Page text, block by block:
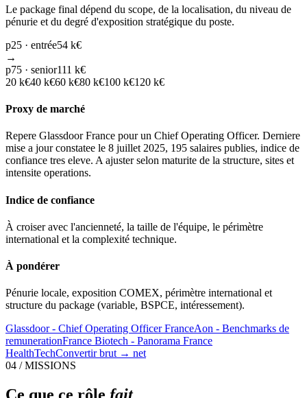
Le package final dépend du scope, de la localisation, du niveau de
pénurie et du degré d'exposition stratégique du poste.
p25 · entrée54 k€
→
p75 · senior111 k€
20 k€40 k€60 k€80 k€100 k€120 k€
Proxy de marché
Repere Glassdoor France pour un Chief Operating Officer. Derniere
mise a jour constatee le 8 juillet 2025, 195 salaires publies, indice de
confiance tres eleve. A ajuster selon maturite de la structure, sites et
intensite operations.
Indice de confiance
À croiser avec l'ancienneté, la taille de l'équipe, le périmètre
international et la complexité technique.
À pondérer
Pénurie locale, exposition COMEX, périmètre international et
structure du package (variable, BSPCE, intéressement).
Glassdoor - Chief Operating Officer FranceAon - Benchmarks de
remunerationFrance Biotech - Panorama France
HealthTechConvertir brut → net
04 / MISSIONS